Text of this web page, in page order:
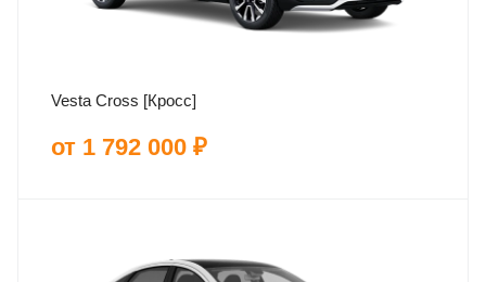
Vesta Cross [Кросс]
от 1 792 000 ₽